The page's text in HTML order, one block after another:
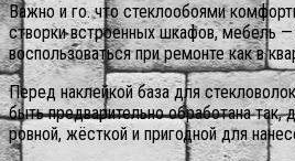
Важно и го. что стеклообоями
створки встроенных шкафов, мебель
воспользоваться при ремонте как в
Перед наклейкой база для
быть предварительно обработана так,
ровной, жёсткой и пригодной для